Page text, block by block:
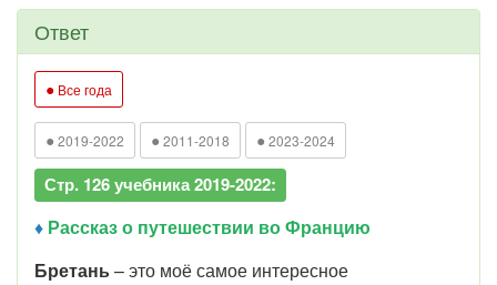
Ответ
● Все года
● 2019-2022 ● 2011-2018 ● 2023-2024
Стр. 126 учебника 2019-2022:
♦ Рассказ о путешествии во Францию
Бретань– это моё самое интересное